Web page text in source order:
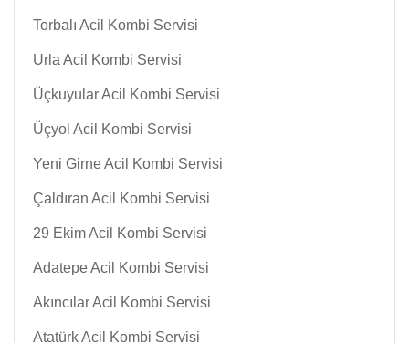
Torbalı Acil Kombi Servisi
Urla Acil Kombi Servisi
Üçkuyular Acil Kombi Servisi
Üçyol Acil Kombi Servisi
Yeni Girne Acil Kombi Servisi
Çaldıran Acil Kombi Servisi
29 Ekim Acil Kombi Servisi
Adatepe Acil Kombi Servisi
Akıncılar Acil Kombi Servisi
Atatürk Acil Kombi Servisi